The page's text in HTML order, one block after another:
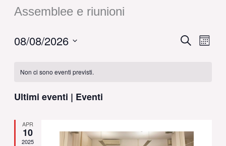
Assemblee e riunioni
Eventi
Cerca
Mese
08/08/2026
Non ci sono eventi previsti.
Ultimi eventi | Eventi
APR
10
2025